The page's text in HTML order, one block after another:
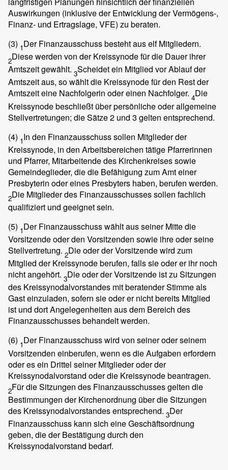
Auswirkungen (inklusive der Entwicklung der Vermögens-,
Finanz- und Ertragslage, VFE) zu beraten.
(3) 1Der Finanzausschuss besteht aus elf Mitgliedern.
2Diese werden von der Kreissynode für die Dauer ihrer
Amtszeit gewählt. 3Scheidet ein Mitglied vor Ablauf der
Amtszeit aus, so wählt die Kreissynode für den Rest der
Amtszeit eine Nachfolgerin oder einen Nachfolger. 4Die
Kreissynode beschließt über persönliche oder allgemeine
Stellvertretungen; die Sätze 2 und 3 gelten entsprechend.
(4) 1In den Finanzausschuss sollen Mitglieder der
Kreissynode, in den Arbeitsbereichen tätige Pfarrerinnen
und Pfarrer, Mitarbeitende des Kirchenkreises sowie
Gemeindeglieder, die die Befähigung zum Amt einer
Presbyterin oder eines Presbyters haben, berufen werden.
2Die Mitglieder des Finanzausschusses sollen fachlich
qualifiziert und geeignet sein.
(5) 1Der Finanzausschuss wählt aus seiner Mitte die
Vorsitzende oder den Vorsitzenden sowie ihre oder seine
Stellvertretung. 2Die oder der Vorsitzende wird zum
Mitglied der Kreissynode berufen, falls sie oder er ihr noch
nicht angehört. 3Die oder der Vorsitzende ist zu Sitzungen
des Kreissynodalvorstandes mit beratender Stimme als
Gast einzuladen, sofern sie oder er nicht bereits Mitglied
ist und dort Angelegenheiten aus dem Bereich des
Finanzausschusses behandelt werden.
(6) 1Der Finanzausschuss wird von seiner oder seinem
Vorsitzenden einberufen, wenn es die Aufgaben erfordern
oder es ein Drittel seiner Mitglieder oder der
Kreissynodalvorstand oder die Kreissynode beantragen.
2Für die Sitzungen des Finanzausschusses gelten die
Bestimmungen der Kirchenordnung über die Sitzungen
des Kreissynodalvorstandes entsprechend. 3Der
Finanzausschuss kann sich eine Geschäftsordnung
geben, die der Bestätigung durch den
Kreissynodalvorstand bedarf.